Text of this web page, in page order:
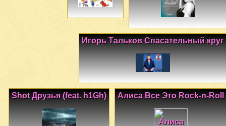
Игорь Тальков Спасательный круг
Алиса Все Это Rock-n-Roll
Shot Друзья (feat. h1Gh)